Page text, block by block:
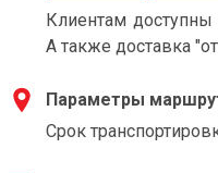
Клиентам
А также доставка
Параметры
Срок